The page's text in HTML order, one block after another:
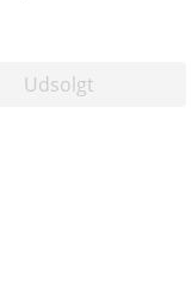
Udsolgt